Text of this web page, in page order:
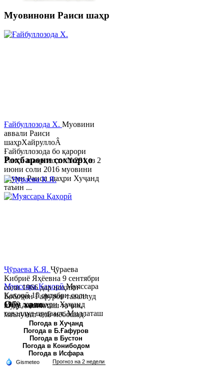
Муовинони Раиси шаҳр
Ғайбуллозода Х. Муовини
аввали Раиси
шаҳрХайруллоÂ
Ғайбуллозода бо қарори
Раиси шаҳр таҳти №281 аз 2
июни соли 2016 муовини
якуми Раиси шаҳри Хуҷанд
таъин ...
Муяссара ҚаҳорӣМуяссара
Қаҳорӣ 15 октябри соли
1979 дар шаҳри Хуҷанд
таваллуд шудааст. Миллаташ
тоҷик. Маълумот олӣ. Соли
2002 Донишгоҳи давлатии
Хуҷанд ба...
Роҳбарони сохторҳо
Ҷӯраева К.Я. Ҷӯраева
Кибриё Яҳёевна 9 сентябри
соли 1966 дар ноҳияи
Бобоҷон Ғафуров таваллуд
шуда, миллаташ тоҷик,
маълумот олӣ мебошад.
Соли 1997 Донишг...
Обу хаво
Погода в Хуҷанд
Погода в Б.Ғафуров
Погода в Бустон
Погода в Конибодом
Погода в Исфара